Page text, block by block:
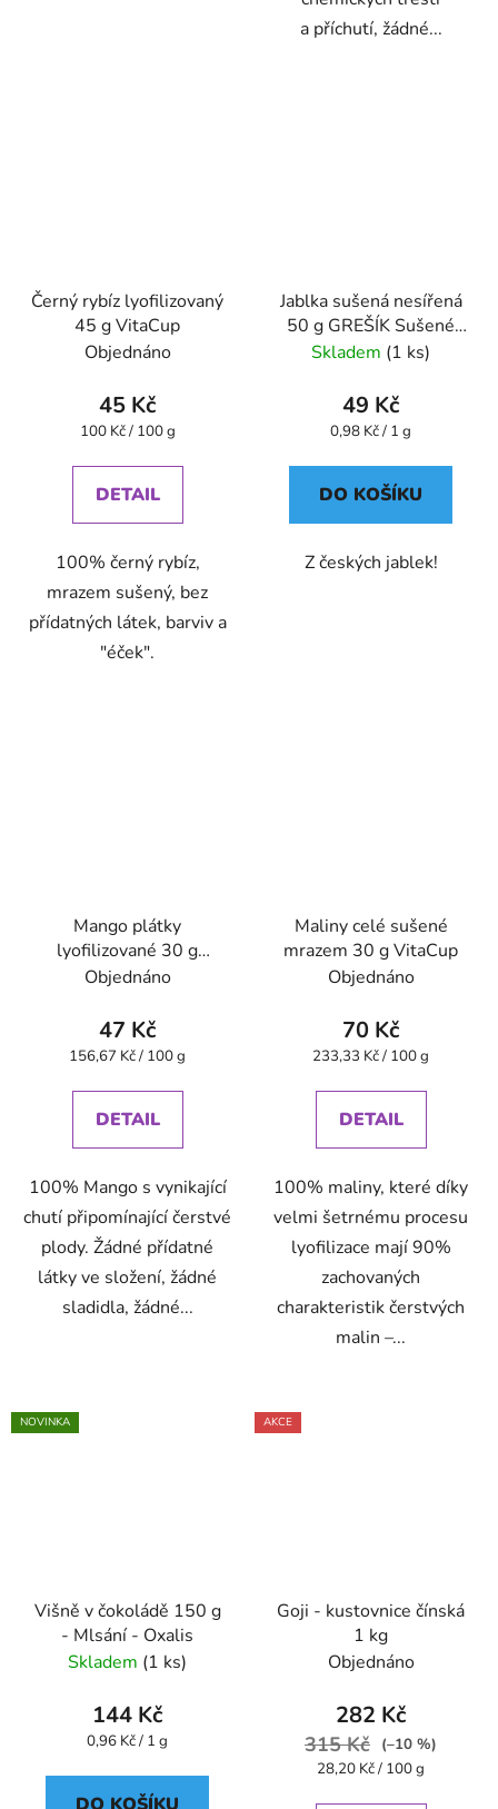
a příchutí, žádné...
Černý rybíz lyofilizovaný
45 g VitaCup
Objednáno
45 Kč
Měrná
100 Kč / 100 g
DETAIL
100% černý rybíz,
mrazem sušený, bez
přídatných látek, barviv a
"éček".
Jablka sušená nesířená
50 g GREŠÍK Sušené
ovoce
Skladem (1 ks)
49 Kč
Měrná
0,98 Kč / 1 g
DO KOŠÍKU
Z českých jablek!
Mango plátky
lyofilizované 30 g
VitaCup
Objednáno
47 Kč
Měrná
156,67 Kč / 100 g
DETAIL
100% Mango s vynikající
chutí připomínající čerstvé
plody. Žádné přídatné
látky ve složení, žádné
sladidla, žádné...
Maliny celé sušené
mrazem 30 g VitaCup
Objednáno
70 Kč
Měrná
233,33 Kč / 100 g
DETAIL
100% maliny, které díky
velmi šetrnému procesu
lyofilizace mají 90%
zachovaných
charakteristik čerstvých
malin –...
NOVINKA
Višně v čokoládě 150 g
- Mlsání - Oxalis
Skladem (1 ks)
144 Kč
Měrná
0,96 Kč / 1 g
DO KOŠÍKU
AKCE
Goji - kustovnice čínská
1 kg
Objednáno
282 Kč
315 Kč
(–10 %)
Měrná
28,20 Kč / 100 g